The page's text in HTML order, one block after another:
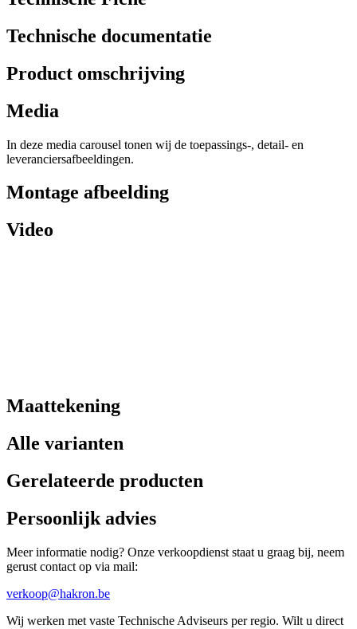
Technische documentatie
Product omschrijving
Media
In deze media carousel tonen wij de toepassings-, detail- en
leveranciersafbeeldingen.
Montage afbeelding
Video
Maattekening
Alle varianten
Gerelateerde producten
Persoonlijk advies
Meer informatie nodig? Onze verkoopdienst staat u graag bij, neem
gerust contact op via mail:
verkoop@hakron.be
Wij werken met vaste Technische Adviseurs per regio. Wilt u direct